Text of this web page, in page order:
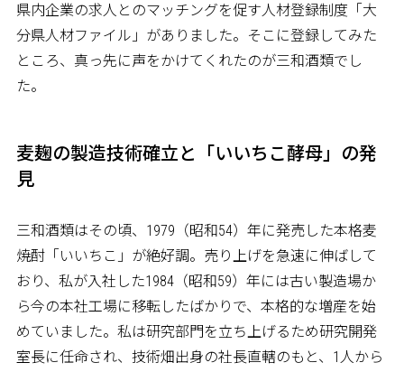
県内企業の求人とのマッチングを促す人材登録制度「大
分県人材ファイル」がありました。そこに登録してみた
ところ、真っ先に声をかけてくれたのが三和酒類でし
た。
麦麹の製造技術確立と「いいちこ酵母」の発
見
三和酒類はその頃、1979（昭和54）年に発売した本格麦
焼酎「いいちこ」が絶好調。売り上げを急速に伸ばして
おり、私が入社した1984（昭和59）年には古い製造場か
ら今の本社工場に移転したばかりで、本格的な増産を始
めていました。私は研究部門を立ち上げるため研究開発
室長に任命され、技術畑出身の社長直轄のもと、1人から